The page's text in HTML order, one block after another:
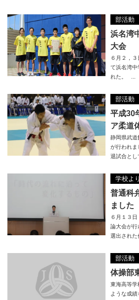
部活動
浜名湾
大会
６月２，
て浜名湾中
れた。 ...
部活動
平成30
ア柔道
静岡県武道
が行われま
退試合とし
学校より
普通科
ました
６月１３
論大会が行
選出された
部活動
体操部
東海高等学
ような成